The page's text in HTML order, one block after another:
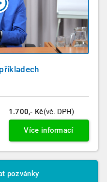
1.700,- Kč(vč. DPH)
Více informací
pozvánky